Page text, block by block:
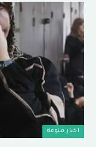
اخبار منوعة